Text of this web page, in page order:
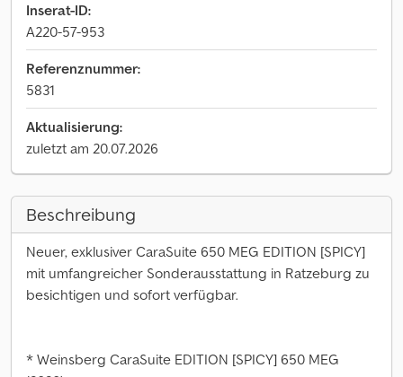
Inserat-ID:
A220-57-953
Referenznummer:
5831
Aktualisierung:
zuletzt am 20.07.2026
Beschreibung
Neuer, exklusiver CaraSuite 650 MEG EDITION [SPICY]
mit umfangreicher Sonderausstattung in Ratzeburg zu
besichtigen und sofort verfügbar.
* Weinsberg CaraSuite EDITION [SPICY] 650 MEG